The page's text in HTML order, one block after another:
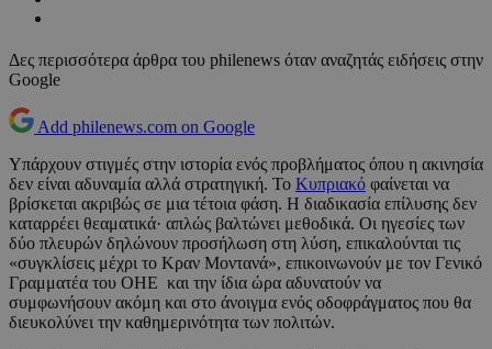
Δες περισσότερα άρθρα του philenews όταν αναζητάς ειδήσεις στην
Google
Add philenews.com on Google
Υπάρχουν στιγμές στην ιστορία ενός προβλήματος όπου η ακινησία
δεν είναι αδυναμία αλλά στρατηγική. Το Κυπριακό φαίνεται να
βρίσκεται ακριβώς σε μια τέτοια φάση. Η διαδικασία επίλυσης δεν
καταρρέει θεαματικά· απλώς βαλτώνει μεθοδικά. Οι ηγεσίες των
δύο πλευρών δηλώνουν προσήλωση στη λύση, επικαλούνται τις
«συγκλίσεις μέχρι το Κραν Μοντανά», επικοινωνούν με τον Γενικό
Γραμματέα του ΟΗΕ και την ίδια ώρα αδυνατούν να
συμφωνήσουν ακόμη και στο άνοιγμα ενός οδοφράγματος που θα
διευκολύνει την καθημερινότητα των πολιτών.